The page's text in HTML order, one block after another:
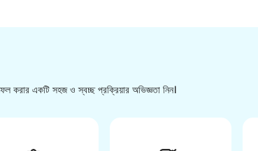
করার একটি সহজ ও স্বচ্ছ প্রক্রিয়ার অভিজ্ঞতা নিন।